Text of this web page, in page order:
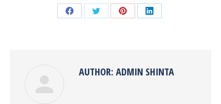
Share Share Share Share
AUTHOR: ADMIN SHINTA